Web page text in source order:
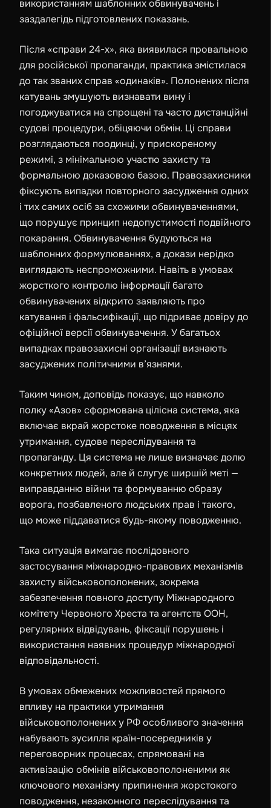
використанням шаблонних обвинувачень і
заздалегідь підготовлених показань.
Після «справи 24-х», яка виявилася провальною
для російської пропаганди, практика змістилася
до так званих справ «одинаків». Полонених після
катувань змушують визнавати вину і
погоджуватися на спрощені та часто дистанційні
судові процедури, обіцяючи обмін. Ці справи
розглядаються поодинці, у прискореному
режимі, з мінімальною участю захисту та
формальною доказовою базою. Правозахисники
фіксують випадки повторного засудження одних
і тих самих осіб за схожими обвинуваченнями,
що порушує принцип недопустимості подвійного
покарання. Обвинувачення будуються на
шаблонних формулюваннях, а докази нерідко
виглядають неспроможними. Навіть в умовах
жорсткого контролю інформації багато
обвинувачених відкрито заявляють про
катування і фальсифікації, що підриває довіру до
офіційної версії обвинувачення. У багатьох
випадках правозахисні організації визнають
засуджених політичними в’язнями.
Таким чином, доповідь показує, що навколо
полку «Азов» сформована цілісна система, яка
включає вкрай жорстоке поводження в місцях
утримання, судове переслідування та
пропаганду. Ця система не лише визначає долю
конкретних людей, але й слугує ширшій меті —
виправданню війни та формуванню образу
ворога, позбавленого людських прав і такого,
що може піддаватися будь-якому поводженню.
Така ситуація вимагає послідовного
застосування міжнародно-правових механізмів
захисту військовополонених, зокрема
забезпечення повного доступу Міжнародного
комітету Червоного Хреста та агентств ООН,
регулярних відвідувань, фіксації порушень і
використання наявних процедур міжнародної
відповідальності.
В умовах обмежених можливостей прямого
впливу на практики утримання
військовополонених у РФ особливого значення
набувають зусилля країн-посередників у
переговорних процесах, спрямовані на
активізацію обмінів військовополоненими як
ключового механізму припинення жорстокого
поводження, незаконного переслідування та